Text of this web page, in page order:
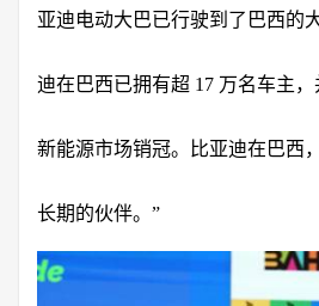
亚迪电动大巴已行驶到了巴西的
迪在巴西已拥有超 17 万名车主
新能源市场销冠。比亚迪在巴西
长期的伙伴。”